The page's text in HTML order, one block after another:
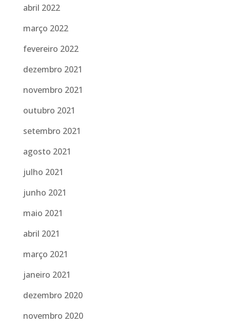
abril 2022
março 2022
fevereiro 2022
dezembro 2021
novembro 2021
outubro 2021
setembro 2021
agosto 2021
julho 2021
junho 2021
maio 2021
abril 2021
março 2021
janeiro 2021
dezembro 2020
novembro 2020